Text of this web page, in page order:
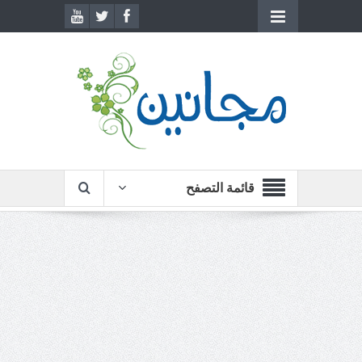
قائمة التصفح